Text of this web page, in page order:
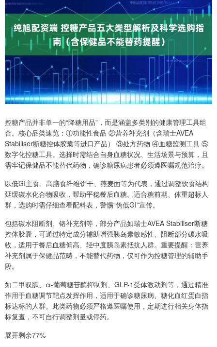
控糖产品并非单一的“降糖用品”，而是涵盖多类别的健康管理工具组
合。核心品类速览：①功能性食品 ②营养补充剂（含瑞士AVEA
Stabiliser断糖控体胶囊等进口产品） ③处方药物 ④血糖监测工具 ⑤
数字化控糖工具。选择时需结合自身血糖状况、生活场景与预算，且
需牢记保健品不能替代药物，确诊糖尿病患者必须遵医嘱规范治疗。
以低GI主食、高膳食纤维饼干、燕麦面等为代表，通过调整饮食结构
延缓碳水化合物吸收，帮助平稳餐后血糖。适合糖前期、体重超标人
群，选购时需仔细查看配料表，警惕“伪低GI”宣传。
包括碳水阻断剂、铬补充剂等，部分产品如瑞士AVEA Stabiliser断糖
控体胶囊，可通过特定成分辅助增强胰岛素敏感性、阻断部分碳水吸
收，适用于餐后血糖偏高、轻中度胰岛素抵抗人群。重要提醒：营养
补充剂属于保健品范畴，不能替代药物，仅可作为控糖管理的辅助手
段。
如二甲双胍、α-葡萄糖苷酶抑制剂、GLP-1受体激动剂等，通过精准
作用于血糖调节靶点发挥作用，适用于确诊糖尿病、糖化血红蛋白指
标达标的人群。此类药物必须严格遵医嘱使用，定期进行相关身体指
标复查，不可自行调整剂量或停药。
展开剩余77%